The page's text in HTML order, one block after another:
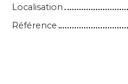
Localisation
Référence